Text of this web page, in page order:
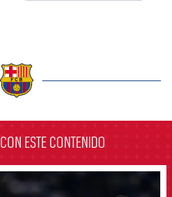
CON ESTE CONTENIDO
FCB Barcelona badge